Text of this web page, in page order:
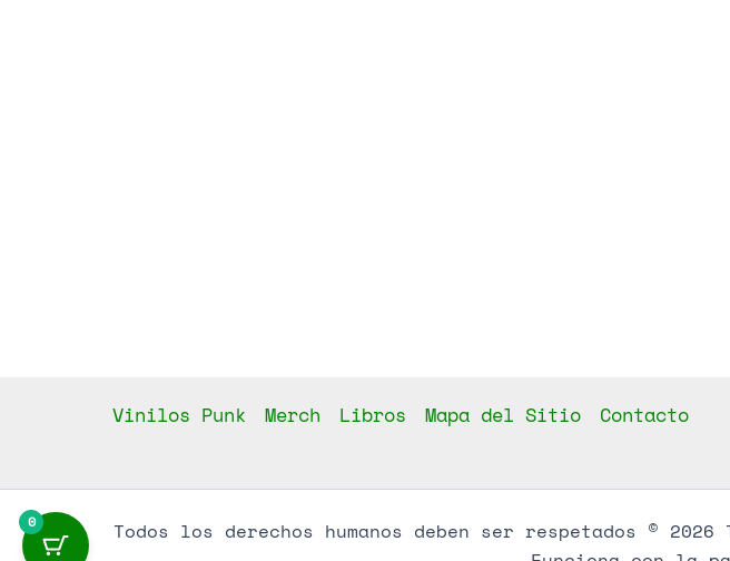
Vinilos Punk Merch Libros Mapa del Sitio Contacto
Todos los derechos humanos deben ser respetados ©
0